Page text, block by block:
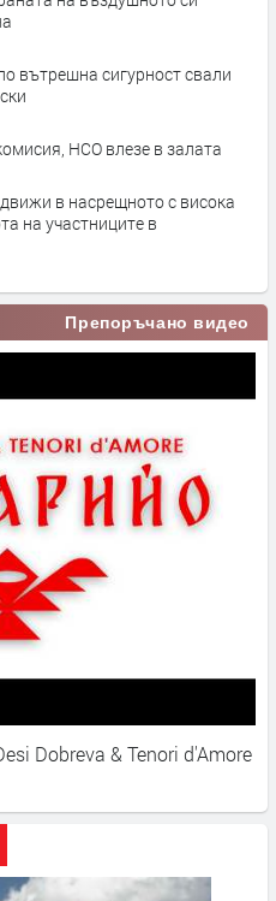
вътрешна сигурност свали
НСО влезе в залата
в насрещното с висока
на участниците в
Препоръчано видео
Dobreva & Tenori d'Amore